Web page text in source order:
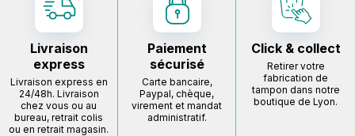
Livraison
express
Livraison express en
24/48h. Livraison
chez vous ou au
bureau, retrait colis
ou en retrait magasin.
Paiement
sécurisé
Carte bancaire,
Paypal, chèque,
virement et mandat
administratif.
Click & collect
Retirer votre
fabrication de
tampon dans notre
boutique de Lyon.